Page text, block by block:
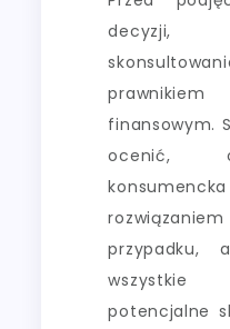
finansowym.
ocenić,
przypadku,
potencjalne